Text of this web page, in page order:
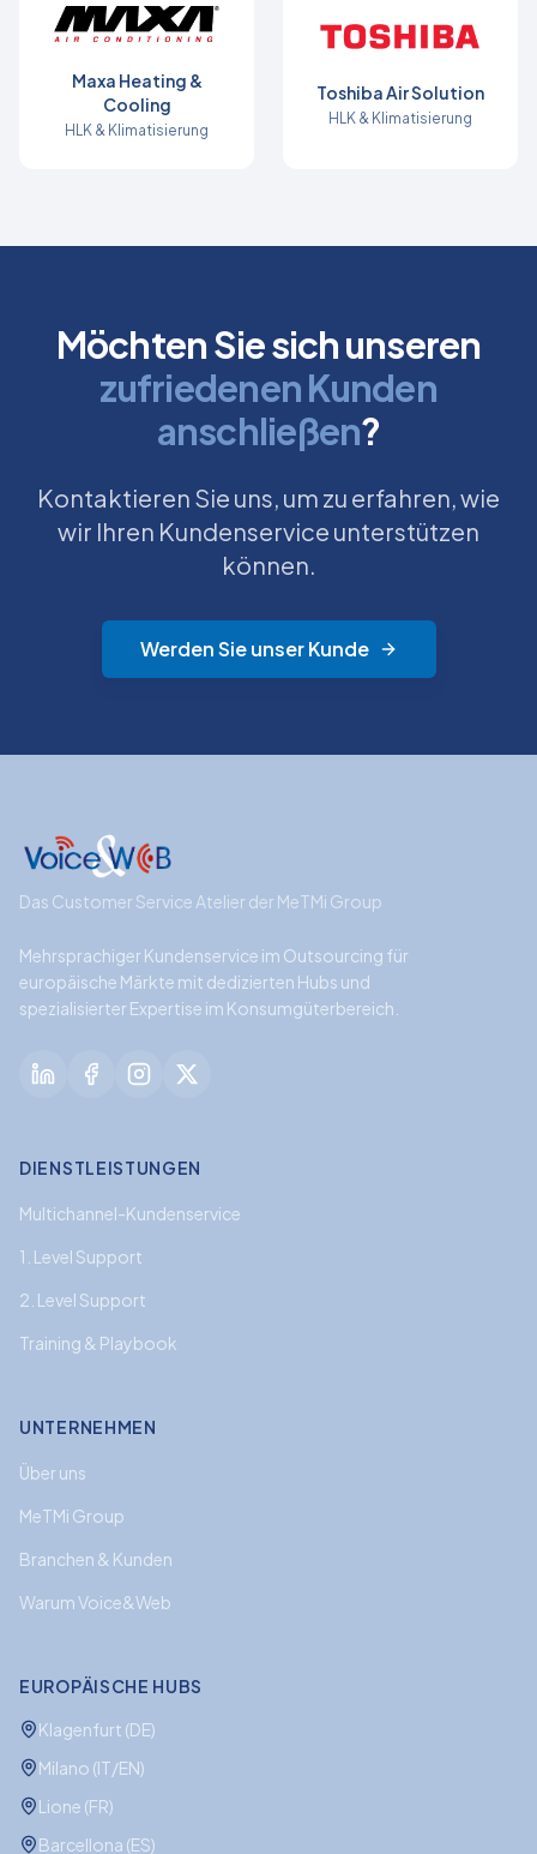
Maxa Heating &
Cooling
HLK & Klimatisierung
Toshiba Air Solution
HLK & Klimatisierung
Möchten Sie sich unseren
zufriedenen Kunden
anschließen?
Kontaktieren Sie uns, um zu erfahren, wie
wir Ihren Kundenservice unterstützen
können.
Werden Sie unser Kunde
Das Customer Service Atelier der MeTMi Group
Mehrsprachiger Kundenservice im Outsourcing für
europäische Märkte mit dedizierten Hubs und
spezialisierter Expertise im Konsumgüterbereich.
DIENSTLEISTUNGEN
Multichannel-Kundenservice
1. Level Support
2. Level Support
Training & Playbook
UNTERNEHMEN
Über uns
MeTMi Group
Branchen & Kunden
Warum Voice&Web
EUROPÄISCHE HUBS
Klagenfurt (DE)
Milano (IT/EN)
Lione (FR)
Barcellona (ES)